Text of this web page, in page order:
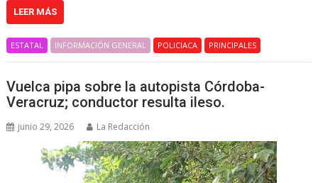
LEER MÁS
ESTATAL INFORMACIÓN GENERAL POLICIACA PRINCIPALES
Vuelca pipa sobre la autopista Córdoba-
Veracruz; conductor resulta ileso.
junio 29, 2026 La Redacción